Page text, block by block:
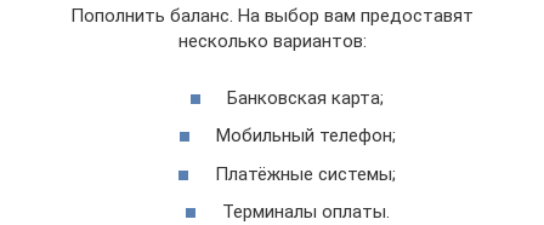
Пополнить баланс. На выбор вам предоставят
несколько вариантов:
Банковская карта;
Мобильный телефон;
Платёжные системы;
Терминалы оплаты.